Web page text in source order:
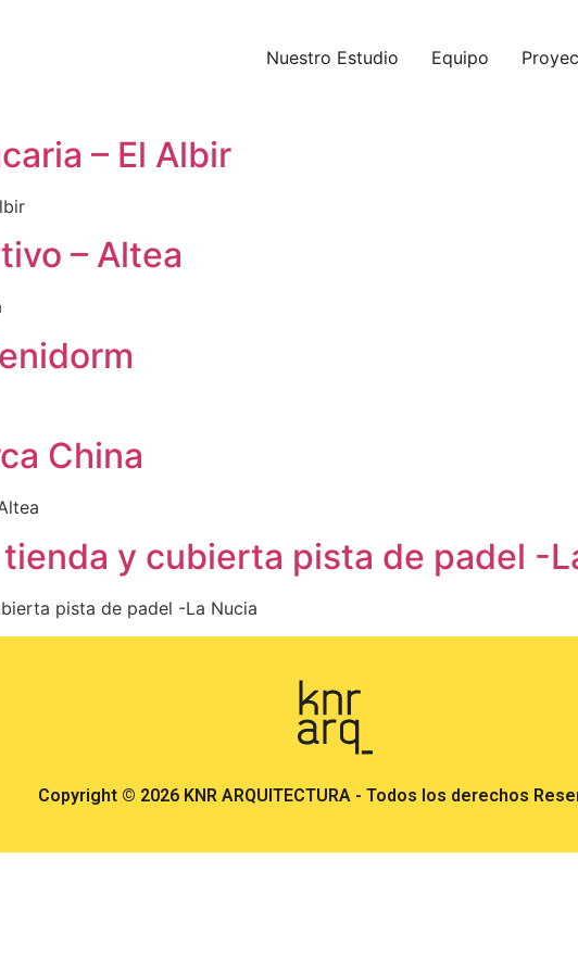
Nuestro Estudio Equipo
– El Albir
– Altea
China
y cubierta pista de padel -
pista de padel -La Nucia
Copyright © 2026 KNR ARQUITECTURA - Todos los derechos